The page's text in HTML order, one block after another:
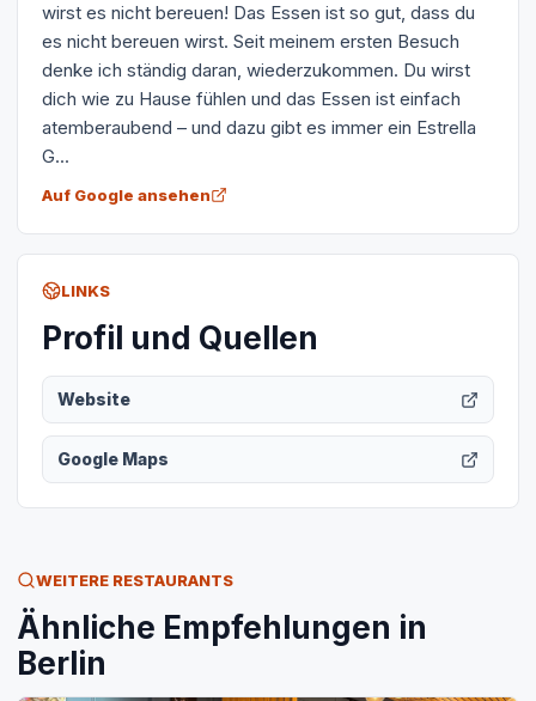
wirst es nicht bereuen! Das Essen ist so gut, dass du
es nicht bereuen wirst. Seit meinem ersten Besuch
denke ich ständig daran, wiederzukommen. Du wirst
dich wie zu Hause fühlen und das Essen ist einfach
atemberaubend – und dazu gibt es immer ein Estrella
G...
Auf Google ansehen
LINKS
Profil und Quellen
Website
Google Maps
WEITERE RESTAURANTS
Ähnliche Empfehlungen in
Berlin